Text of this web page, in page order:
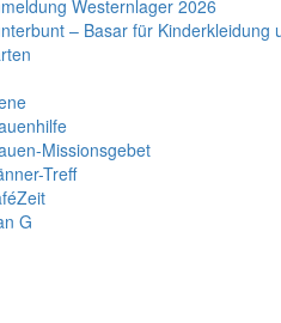
Westernlager 2026
– Basar für Kinderkleidung
Missionsgebet
Treff
G